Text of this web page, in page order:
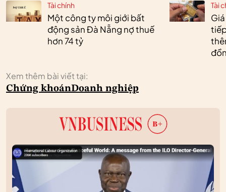
Tài chính
Một công ty môi giới bất
động sản Đà Nẵng nợ thuế
hơn 74 tỷ
Tài
Xem thêm bài viết tại:
Chứng khoánDoanh nghiệp